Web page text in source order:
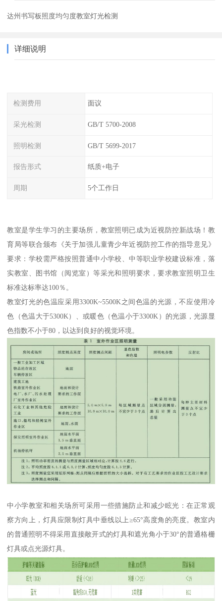
达州书写板照度均匀度教室灯光检测
详细说明
检测费用 面议
采光检测 GB/T 5700-2008
照明检测 GB/T 5699-2017
报告形式 纸质+电子
周期 5个工作日
教室是学生学习的主要场所，教室照明已成为近视防控新战场！教
育局等联合颁布《关于加强儿童青少年近视防控工作的指导意见》
要求：学校需严格按照普通中小学校、中等职业学校建设标准，落
实教室、图书馆（阅览室）等采光和照明要求，要求教室照明卫生
标准达标率达100％。
教室灯光的色温应采用3300K~5500K之间色温的光源，不应使用冷
色（色温大于5300K）、或暖色（色温小于3300K）的光源，光源显
色指数不小于80，以达到良好的视觉环境。
中小学教室和相关场所可采用一些措施防止和减少眩光：在正常观
察方向上，灯具应限制灯具中垂线以上≥65°高度角的亮度。教室内
的普通照明不得采用直接敞开式的灯具和遮光角小于30°的普通格栅
灯具或点光源灯具。